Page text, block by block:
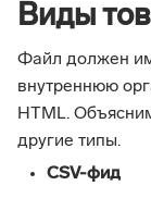
Виды
Файл должен
внутреннюю
HTML.
другие типы.
CSV-фид